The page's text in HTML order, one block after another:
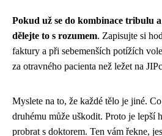
Pokud už se do kombinace tribulu
dělejte to s rozumem. Zapisujte si
faktury a při sebemenších potížích
za otravného pacienta než ležet na
Myslete na to, že každé tělo je jiné.
druhému může uškodit. Proto je lepší
probrat s doktorem. Ten vám řekne,